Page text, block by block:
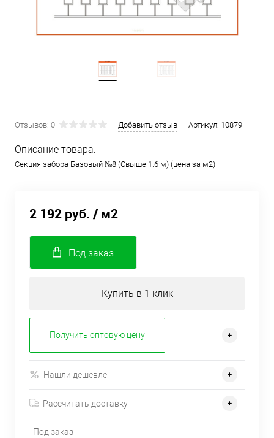
Отзывов: 0 Добавить отзыв Артикул: 10879
Описание товара:
Секция забора Базовый №8 (Свыше 1.6 м) (цена за м2)
2 192 руб. / м2
Под заказ
Купить в 1 клик
Получить оптовую цену
Нашли дешевле
Рассчитать доставку
Под заказ